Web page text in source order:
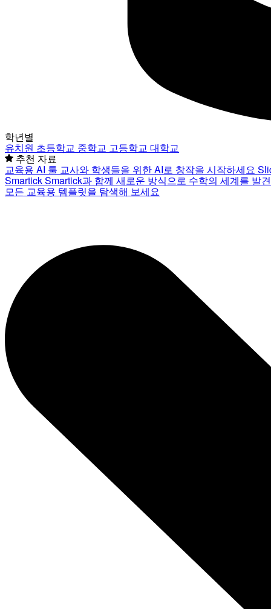
학년별
유치원 초등학교 중학교 고등학교 대학교
추천 자료
교육용 AI 툴 교사와 학생들을 위한 AI로 창작을 시작하세요
SmartickSmartick과 함께 새로운 방식으로 수학의 세계를 발
모든 교육용 템플릿을 탐색해 보세요